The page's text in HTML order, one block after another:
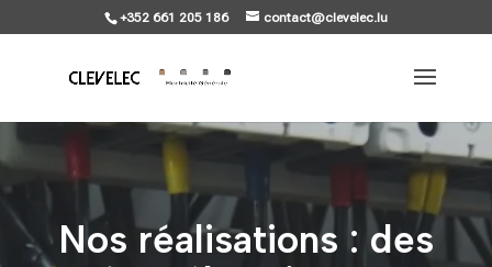
+352 661 205 186 contact@clevelec.lu
Nos réalisations : des